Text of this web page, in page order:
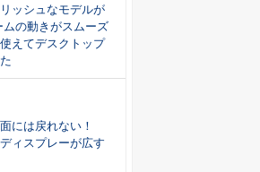
ッシュなモデルが
ムの動きがスムーズ
えてデスクトップ
には戻れない！
ィスプレーが広す